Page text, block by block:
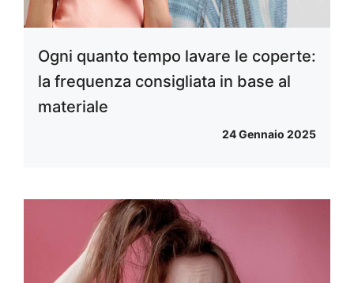
Ogni quanto tempo lavare le coperte:
la frequenza consigliata in base al
materiale
24 Gennaio 2025